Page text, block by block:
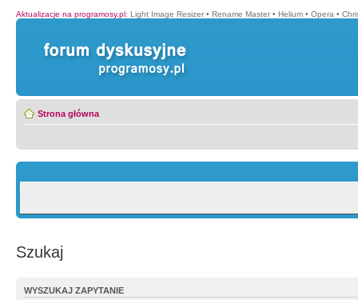
Aktualizacje na programosy.pl: Light Image Resizer • Rename Master • Helium • Opera •
Strona główna
Szukaj
WYSZUKAJ ZAPYTANIE